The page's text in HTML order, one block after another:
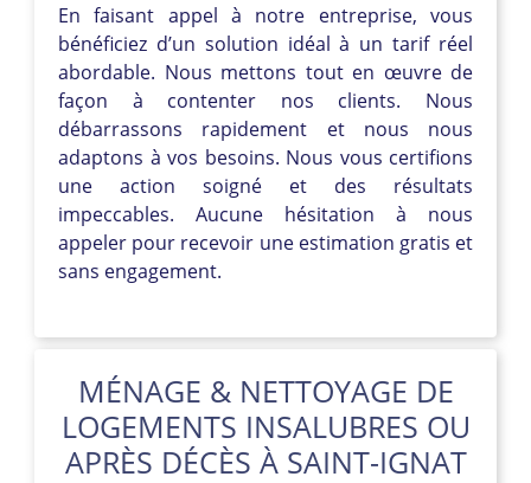
En faisant appel à notre entreprise, vous
bénéficiez d’un solution idéal à un tarif réel
abordable. Nous mettons tout en œuvre de
façon à contenter nos clients. Nous
débarrassons rapidement et nous nous
adaptons à vos besoins. Nous vous certifions
une action soigné et des résultats
impeccables. Aucune hésitation à nous
appeler pour recevoir une estimation gratis et
sans engagement.
MÉNAGE & NETTOYAGE DE
LOGEMENTS INSALUBRES OU
APRÈS DÉCÈS À SAINT-IGNAT